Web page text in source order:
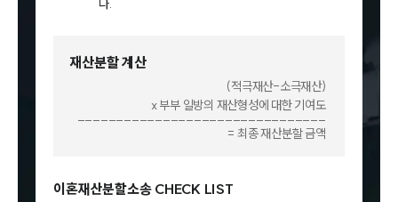
다.
재산분할 계산
(적극재산-소극재산)
x 부부 일방의 재산형성에 대한 기여도
________________________________
= 최종 재산분할 금액
이혼재산분할소송 CHECK LIST